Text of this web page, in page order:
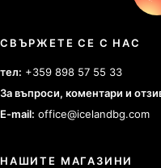
СВЪРЖЕТЕ СЕ С НАС
тел: +359 898 57 55 33
За въпроси, коментари и
E-mail: office@icelandbg.com
НАШИТЕ МАГАЗИНИ